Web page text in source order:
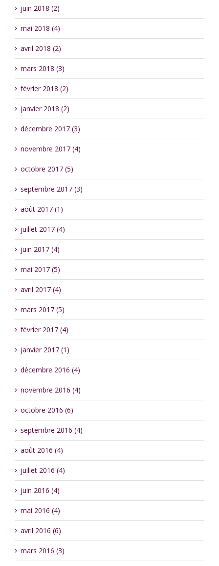
juin 2018 (2)
mai 2018 (4)
avril 2018 (2)
mars 2018 (3)
février 2018 (2)
janvier 2018 (2)
décembre 2017 (3)
novembre 2017 (4)
octobre 2017 (5)
septembre 2017 (3)
août 2017 (1)
juillet 2017 (4)
juin 2017 (4)
mai 2017 (5)
avril 2017 (4)
mars 2017 (5)
février 2017 (4)
janvier 2017 (1)
décembre 2016 (4)
novembre 2016 (4)
octobre 2016 (6)
septembre 2016 (4)
août 2016 (4)
juillet 2016 (4)
juin 2016 (4)
mai 2016 (4)
avril 2016 (6)
mars 2016 (3)